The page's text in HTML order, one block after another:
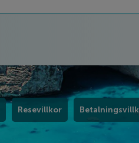
Resevillkor